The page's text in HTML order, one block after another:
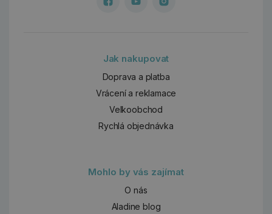
Jak nakupovat
Doprava a platba
Vrácení a reklamace
Velkoobchod
Rychlá objednávka
Mohlo by vás zajímat
O nás
Aladine blog